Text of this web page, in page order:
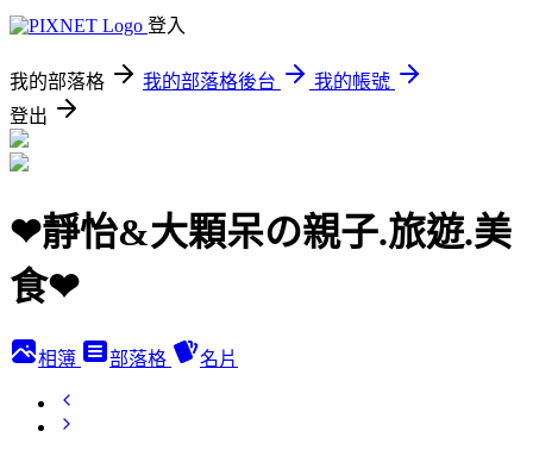
登入
我的部落格 我的部落格後台
我的帳號
登出
❤靜怡&大顆呆の親子.旅遊.美
食❤
相簿 部落格 名片